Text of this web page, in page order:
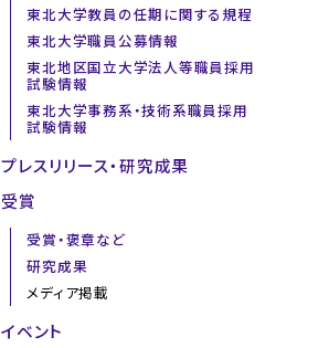
東北大学教員の任期に関する規程
東北大学職員公募情報
東北地区国立大学法人等職員採用
試験情報
東北大学事務系・技術系職員採用
試験情報
プレスリリース・研究成果
受賞
受賞・褒章など
研究成果
メディア掲載
イベント